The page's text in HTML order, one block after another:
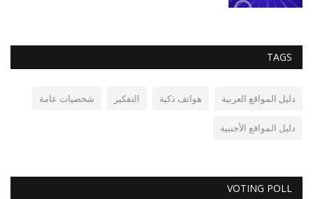
TAGS
دليل المواقع العربية هواتف ذكية التفكير شخصيات عامة
دليل المواقع الأجنبية
VOTING POLL